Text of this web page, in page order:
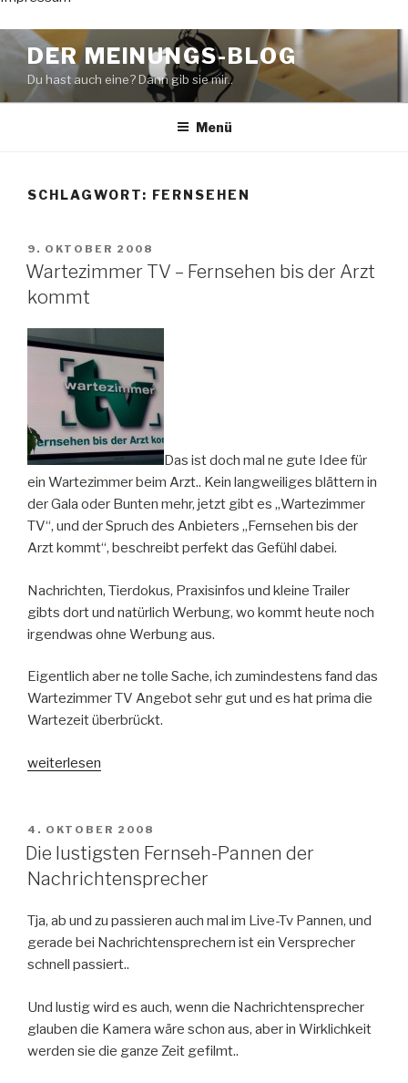
Zum
Inhalt
springen
DER MEINUNGS-BLOG
Du hast auch eine? Dann gib sie mir..
Menü
SCHLAGWORT: FERNSEHEN
VERÖFFENTLICHT
AM
9. OKTOBER 2008
Wartezimmer TV – Fernsehen bis der Arzt
kommt
Das ist doch mal ne gute Idee für
ein Wartezimmer beim Arzt.. Kein langweiliges blättern in
der Gala oder Bunten mehr, jetzt gibt es „Wartezimmer
TV“, und der Spruch des Anbieters „Fernsehen bis der
Arzt kommt“, beschreibt perfekt das Gefühl dabei.
Nachrichten, Tierdokus, Praxisinfos und kleine Trailer
gibts dort und natürlich Werbung, wo kommt heute noch
irgendwas ohne Werbung aus.
Eigentlich aber ne tolle Sache, ich zumindestens fand das
Wartezimmer TV Angebot sehr gut und es hat prima die
Wartezeit überbrückt.
„Wartezimmer
Fernsehen
bis
der
kommt“
weiterlesen
VERÖFFENTLICHT
AM
4. OKTOBER 2008
Die lustigsten Fernseh-Pannen der
Nachrichtensprecher
Tja, ab und zu passieren auch mal im Live-Tv Pannen, und
gerade bei Nachrichtensprechern ist ein Versprecher
schnell passiert..
Und lustig wird es auch, wenn die Nachrichtensprecher
glauben die Kamera wäre schon aus, aber in Wirklichkeit
werden sie die ganze Zeit gefilmt..